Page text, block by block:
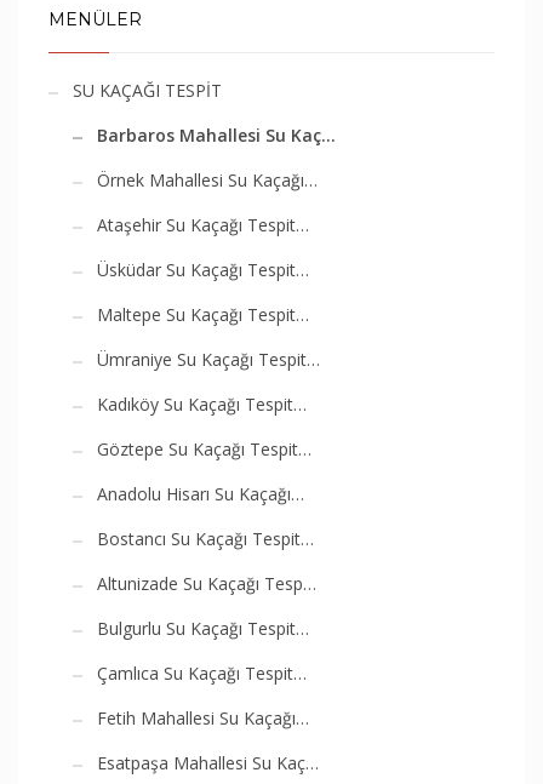
MENÜLER
SU KAÇAĞI TESPİT
Barbaros Mahallesi Su Kaç…
Örnek Mahallesi Su Kaçağı…
Ataşehir Su Kaçağı Tespit…
Üsküdar Su Kaçağı Tespit…
Maltepe Su Kaçağı Tespit…
Ümraniye Su Kaçağı Tespit…
Kadıköy Su Kaçağı Tespit…
Göztepe Su Kaçağı Tespit…
Anadolu Hisarı Su Kaçağı…
Bostancı Su Kaçağı Tespit…
Altunizade Su Kaçağı Tesp…
Bulgurlu Su Kaçağı Tespit…
Çamlıca Su Kaçağı Tespit…
Fetih Mahallesi Su Kaçağı…
Esatpaşa Mahallesi Su Kaç…